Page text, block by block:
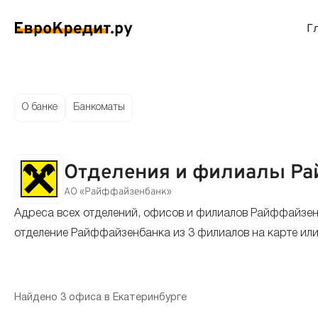
на карту
без отказа
с плохой КИ
до зарплаты
Мгновенные займы
Лучшие займы
Круглосуточные займы
С
Кредитные карты
Кредитные карты
О банке Банкоматы
Отделения и филиалы
АО «Райффайзенбанк»
Адреса всех отделений, офисов и филиалов
отделение Райффайзенбанка из 3 филиалов на карте
Найдено 3 офиса в Екатеринбурге